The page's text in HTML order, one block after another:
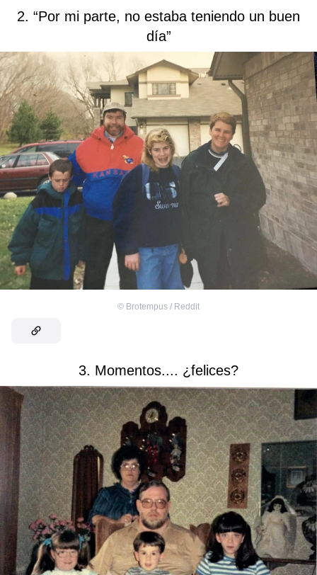
2. “Por mi parte, no estaba teniendo un buen
día”
© Brotempus / Reddit
3. Momentos.... ¿felices?